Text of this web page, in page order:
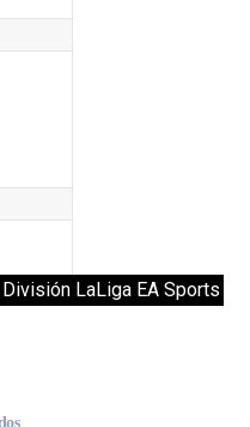
LaLiga EA Sports